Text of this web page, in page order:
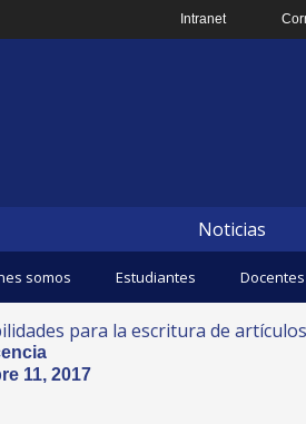
Intranet
Noticias
somos Estudiantes Docentes
para la escritura de
11, 2017